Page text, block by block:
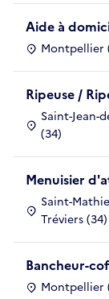
Aide à
Montpellier
Ripeuse /
Saint-Jean-
(34)
Menuisier
Saint-
Tréviers (34)
Bancheur-
Montpellier